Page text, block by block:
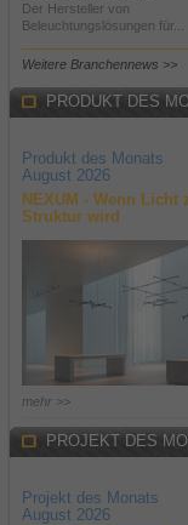
Der Hersteller von
Beleuchtungslösungen für...
Weitere Branchennews >>
PRODUKT DES
Produkt des Monats
August 2026
NEXUM - Wenn Licht
Struktur wird
mehr >>
PROJEKT DES
Projekt des Monats
August 2026